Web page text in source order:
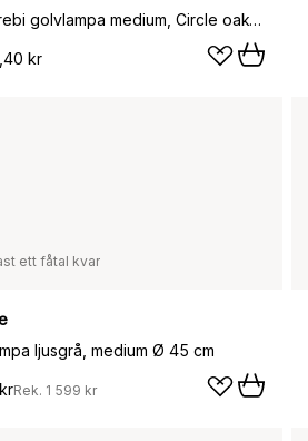
Komorebi golvlampa medium, Circle oak-Borstat stål
kr
ett fåtal kvar
ljusgrå, medium Ø 45 cm
Rek. 1 599 kr